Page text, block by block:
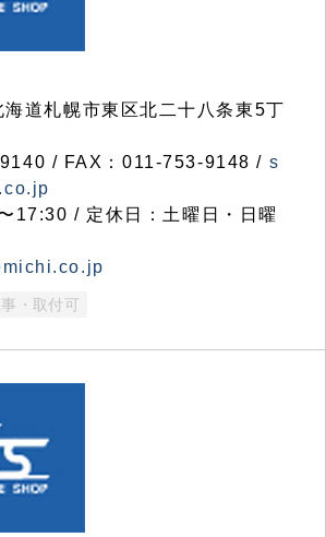
道札幌市東区北二十八条東5丁
/ FAX：011-753-9148 / s
17:30 / 定休日：土曜日・日曜
・取付可